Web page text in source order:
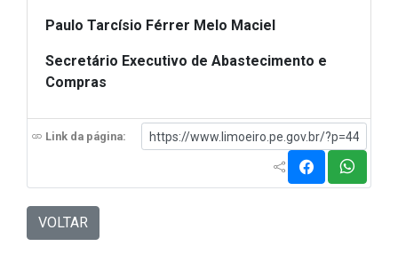
Paulo Tarcísio Férrer Melo Maciel
Secretário Executivo de Abastecimento e
Compras
Link da página:
VOLTAR